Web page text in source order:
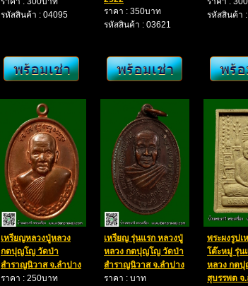
รหัสสินค้า : 04095
ราคา : 350บาท
รหัสสินค้า : 03621
รหัสสินค้า
เหรียญหลวงปู่หลวง
กตปุญโญ วัดป่า
สำราญนิวาส จ.ลำปาง
ราคา : 250บาท
เหรียญ รุ่นแรก หลวงปู่
หลวง กตปุญโญ วัดป่า
สำราญนิวาส จ.ลำปาง
ราคา : บาท
พระผงรูปเ
โต๊ะหมู่ รุ่น
หลวง กต
สุบรรพต จ